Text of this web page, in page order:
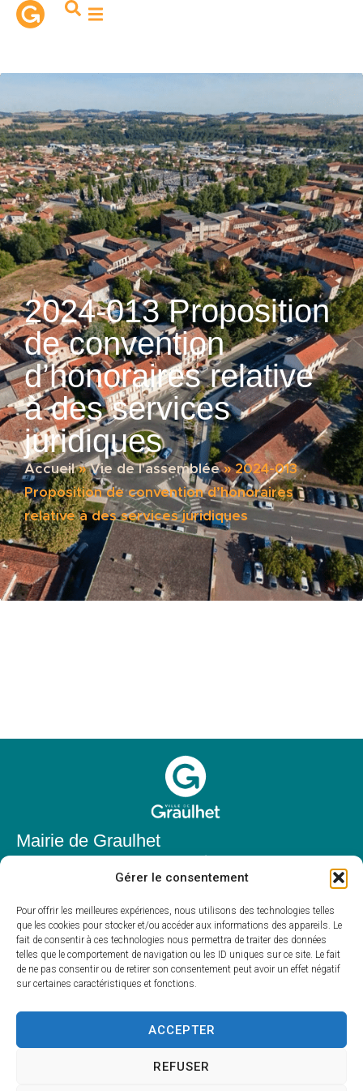
Gérer le consentement
Pour offrir les meilleures expériences, nous utilisons des technologies telles
que les cookies pour stocker et/ou accéder aux informations des appareils. Le
fait de consentir à ces technologies nous permettra de traiter des données
telles que le comportement de navigation ou les ID uniques sur ce site. Le fait
de ne pas consentir ou de retirer son consentement peut avoir un effet négatif
sur certaines caractéristiques et fonctions.
ACCEPTER
REFUSER
principal
2024-013 Proposition
de convention
d’honoraires relative
à des services
juridiques
Accueil»Vie de l'assemblée»2024-013
Proposition de convention d’honoraires
relative à des services juridiques
Mairie de Graulhet
81300 Graulhet
05 63 42 85 50
mairie@mairie-graulhet.fr
Horaires d'ouverture
Du lundi au vendredi :